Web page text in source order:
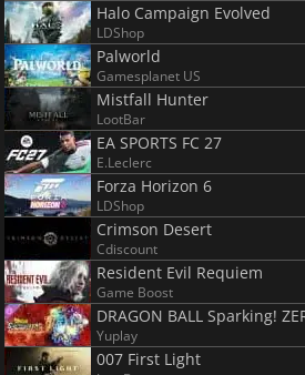
6.76€
WARHAMMER 3
Halo Campaign Evolved
LDShop
Palworld
Gamesplanet US
Mistfall Hunter
LootBar
EA SPORTS FC 27
E.Leclerc
Forza Horizon 6
LDShop
Crimson Desert
Cdiscount
Resident Evil Requiem
Game Boost
Yuplay
007 First Light